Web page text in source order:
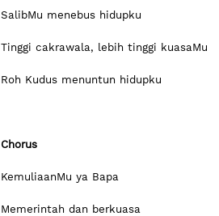
SalibMu menebus hidupku
Tinggi cakrawala, lebih tinggi kuasaMu
Roh Kudus menuntun hidupku
Chorus
KemuliaanMu ya Bapa
Memerintah dan berkuasa